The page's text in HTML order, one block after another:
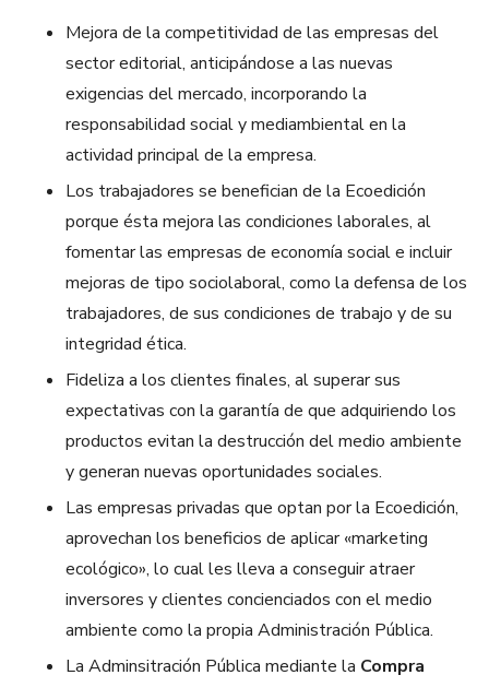
Mejora de la competitividad de las empresas del
sector editorial, anticipándose a las nuevas
exigencias del mercado, incorporando la
responsabilidad social y mediambiental en la
actividad principal de la empresa.
Los trabajadores se benefician de la Ecoedición
porque ésta mejora las condiciones laborales, al
fomentar las empresas de economía social e incluir
mejoras de tipo sociolaboral, como la defensa de los
trabajadores, de sus condiciones de trabajo y de su
integridad ética.
Fideliza a los clientes finales, al superar sus
expectativas con la garantía de que adquiriendo los
productos evitan la destrucción del medio ambiente
y generan nuevas oportunidades sociales.
Las empresas privadas que optan por la Ecoedición,
aprovechan los beneficios de aplicar «marketing
ecológico», lo cual les lleva a conseguir atraer
inversores y clientes concienciados con el medio
ambiente como la propia Administración Pública.
La Adminsitración Pública mediante la Compra